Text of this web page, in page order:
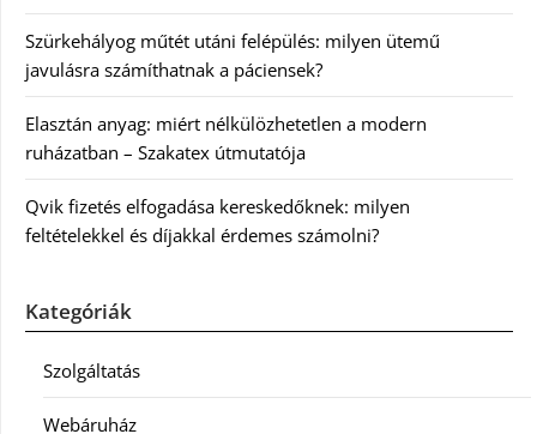
Szürkehályog műtét utáni felépülés: milyen ütemű
javulásra számíthatnak a páciensek?
Elasztán anyag: miért nélkülözhetetlen a modern
ruházatban – Szakatex útmutatója
Qvik fizetés elfogadása kereskedőknek: milyen
feltételekkel és díjakkal érdemes számolni?
Kategóriák
Szolgáltatás
Webáruház